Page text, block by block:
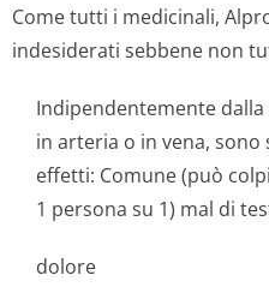
Come tutti i medicinali,
indesiderati sebbene non
Indipendentemente
in arteria o in vena,
effetti: Comune (può
1 persona su 1) mal di
dolore